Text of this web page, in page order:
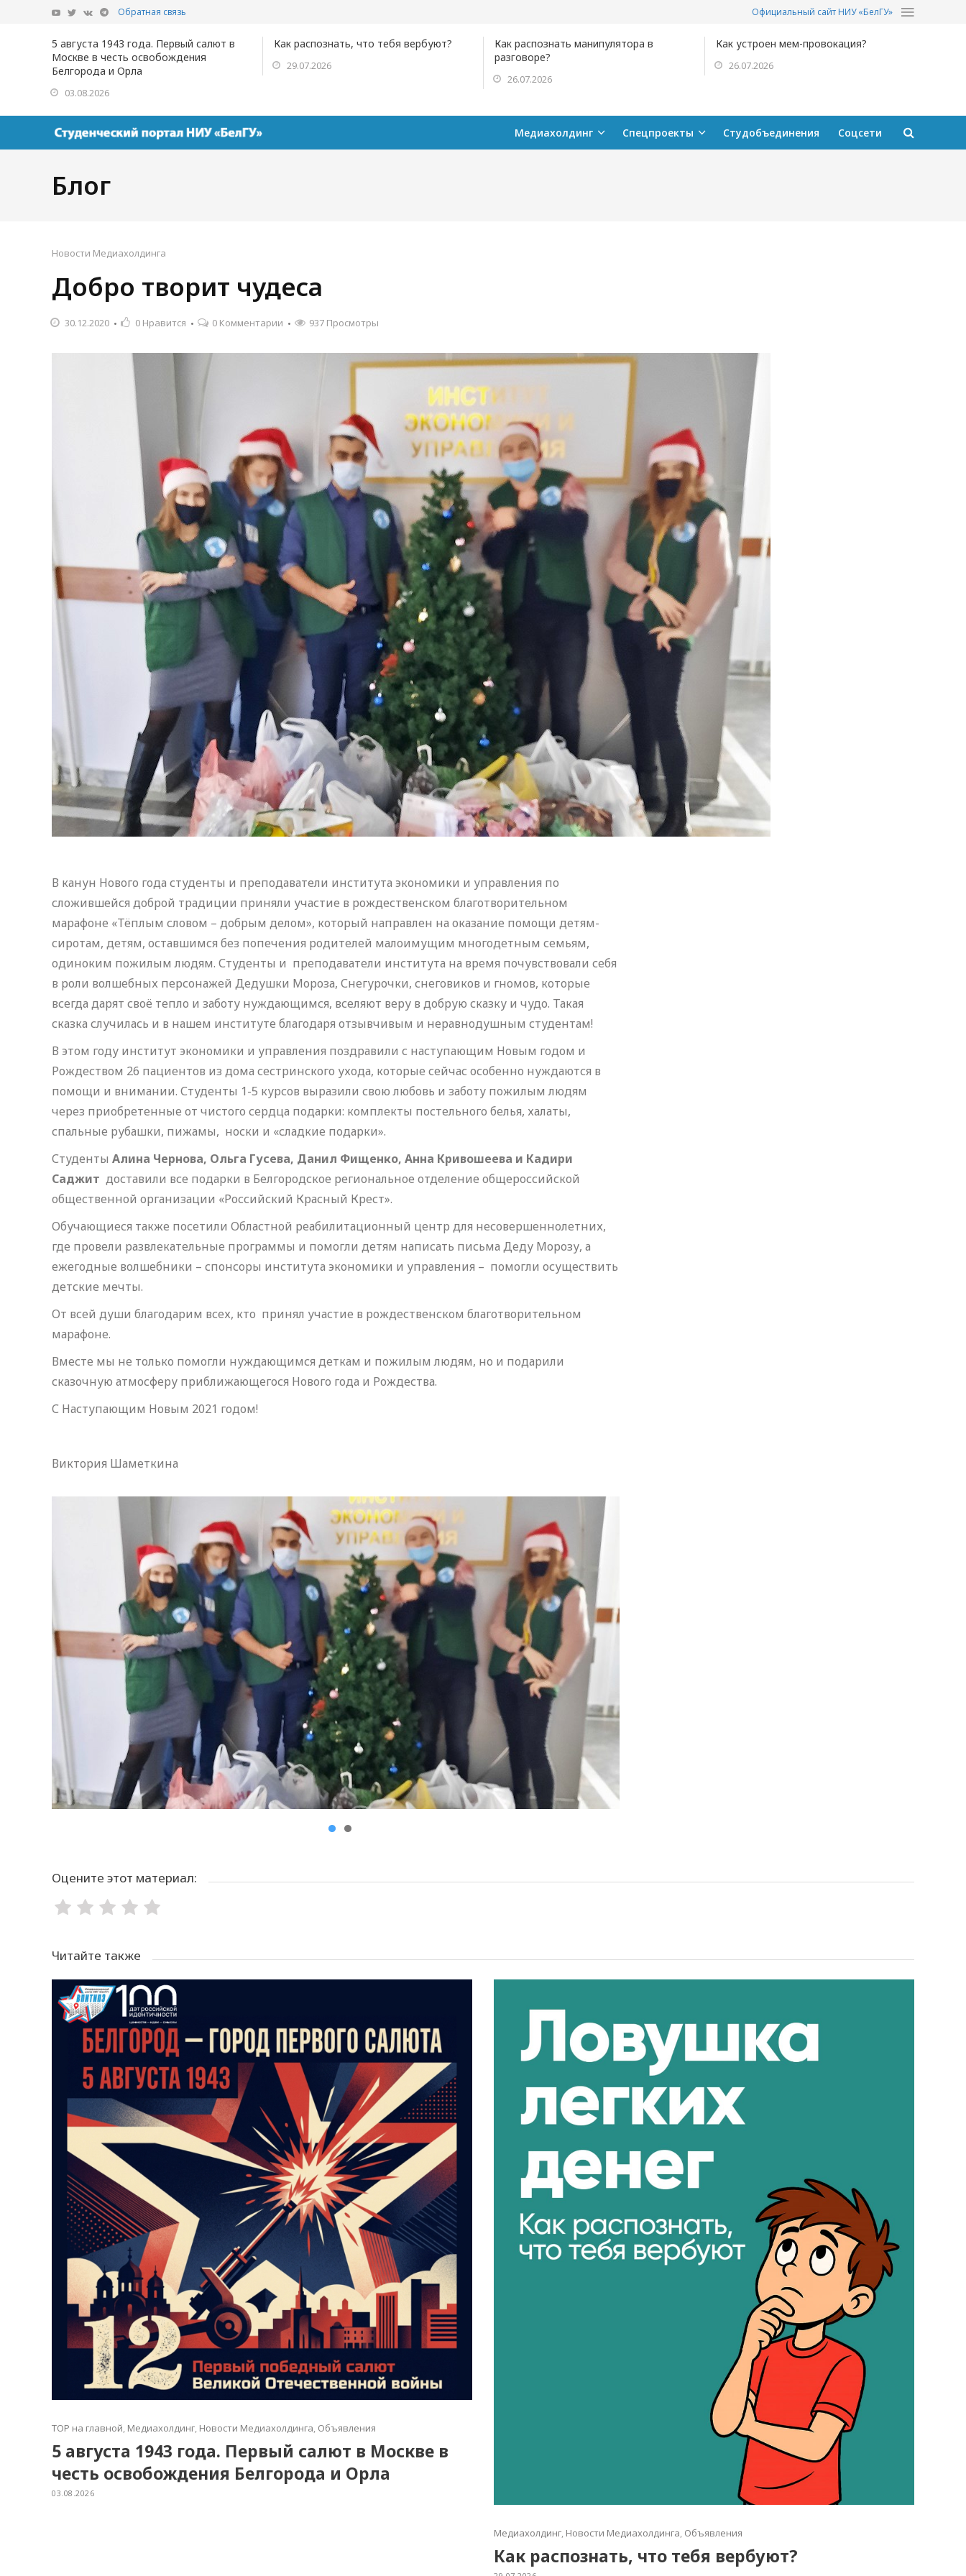
Обратная связь Официальный сайт НИУ «БелГУ»
5 августа 1943 года. Первый салют в
Москве в честь освобождения
Белгорода и Орла
03.08.2026
Как распознать, что тебя вербуют?
29.07.2026
Как распознать манипулятора в
разговоре?
26.07.2026
Как устроен мем-провокация?
26.07.2026
Медиахолдинг Спецпроекты Студобъединения Соцсети
Блог
Новости Медиахолдинга
Добро творит чудеса
30.12.2020 0 Нравится 0 Комментарии 937 Просмотры
В канун Нового года студенты и преподаватели института экономики и управления по
сложившейся доброй традиции приняли участие в рождественском благотворительном
марафоне «Тёплым словом – добрым делом», который направлен на оказание помощи детям-
сиротам, детям, оставшимся без попечения родителей малоимущим многодетным семьям,
одиноким пожилым людям. Студенты и преподаватели института на время почувствовали себя
в роли волшебных персонажей Дедушки Мороза, Снегурочки, снеговиков и гномов, которые
всегда дарят своё тепло и заботу нуждающимся, вселяют веру в добрую сказку и чудо. Такая
сказка случилась и в нашем институте благодаря отзывчивым и неравнодушным студентам!
В этом году институт экономики и управления поздравили с наступающим Новым годом и
Рождеством 26 пациентов из дома сестринского ухода, которые сейчас особенно нуждаются в
помощи и внимании. Студенты 1-5 курсов выразили свою любовь и заботу пожилым людям
через приобретенные от чистого сердца подарки: комплекты постельного белья, халаты,
спальные рубашки, пижамы, носки и «сладкие подарки».
Студенты Алина Чернова, Ольга Гусева, Данил Фищенко, Анна Кривошеева и Кадири
Саджит доставили все подарки в Белгородское региональное отделение общероссийской
общественной организации «Российский Красный Крест».
Обучающиеся также посетили Областной реабилитационный центр для несовершеннолетних,
где провели развлекательные программы и помогли детям написать письма Деду Морозу, а
ежегодные волшебники – спонсоры института экономики и управления – помогли осуществить
детские мечты.
От всей души благодарим всех, кто принял участие в рождественском благотворительном
марафоне.
Вместе мы не только помогли нуждающимся деткам и пожилым людям, но и подарили
сказочную атмосферу приближающегося Нового года и Рождества.
С Наступающим Новым 2021 годом!
Виктория Шаметкина
Оцените этот материал:
Читайте также
TOP на главной Медиахолдинг Новости Медиахолдинга Объявления
5 августа 1943 года. Первый салют в Москве в
честь освобождения Белгорода и Орла
03.08.2026
Медиахолдинг, Новости Медиахолдинга, Объявления
Как распознать, что тебя вербуют?